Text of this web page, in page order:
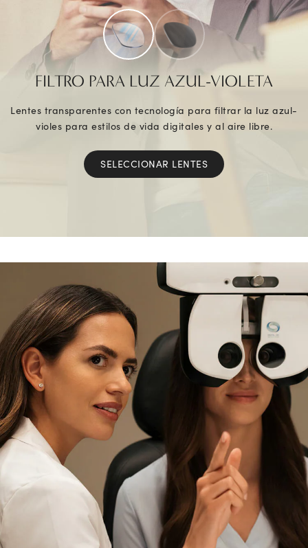
FILTRO PARA LUZ AZUL-VIOLETA
Lentes transparentes con tecnología para filtrar la luz azul-
violes para estilos de vida digitales y al aire libre.
SELECCIONAR LENTES